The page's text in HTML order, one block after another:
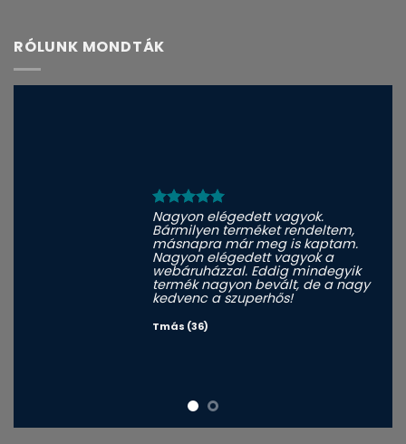
RÓLUNK MONDTÁK
Nagyon elégedett vagyok.
Bármilyen terméket rendeltem,
másnapra már meg is kaptam.
Nagyon elégedett vagyok a
webáruházzal. Eddig mindegyik
termék nagyon bevált, de a nagy
kedvenc a szuperhős!
Tmás (36)